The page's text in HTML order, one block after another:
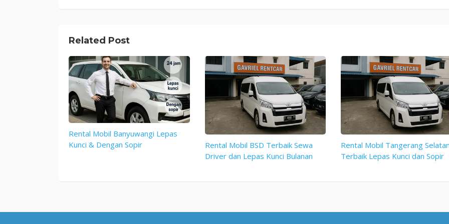
Related Post
Rental Mobil Banyuwangi Lepas
Kunci & Dengan Sopir
Rental Mobil BSD Terbaik Sewa
Driver dan Lepas Kunci Bulanan
Rental Mobil Tangerang
Terbaik Lepas Kunci dan Sopir